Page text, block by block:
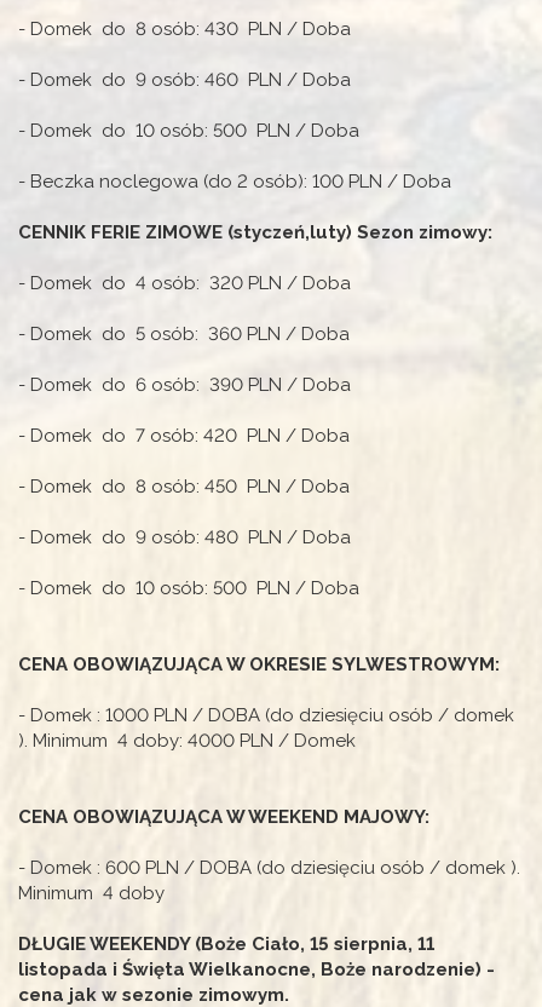
- Domek do 8 osób: 430 PLN / Doba
- Domek do 9 osób: 460 PLN / Doba
- Domek do 10 osób: 500 PLN / Doba
- Beczka noclegowa (do 2 osób): 100 PLN / Doba
CENNIK FERIE ZIMOWE (styczeń,luty) Sezon zimowy:
- Domek do 4 osób: 320 PLN / Doba
- Domek do 5 osób: 360 PLN / Doba
- Domek do 6 osób: 390 PLN / Doba
- Domek do 7 osób: 420 PLN / Doba
- Domek do 8 osób: 450 PLN / Doba
- Domek do 9 osób: 480 PLN / Doba
- Domek do 10 osób: 500 PLN / Doba
CENA OBOWIĄZUJĄCA W OKRESIE SYLWESTROWYM:
- Domek : 1000 PLN / DOBA (do dziesięciu osób / domek
). Minimum 4 doby: 4000 PLN / Domek
CENA OBOWIĄZUJĄCA W WEEKEND MAJOWY:
- Domek : 600 PLN / DOBA (do dziesięciu osób / domek ).
Minimum 4 doby
DŁUGIE WEEKENDY (Boże Ciało, 15 sierpnia, 11
listopada i Święta Wielkanocne, Boże narodzenie) -
cena jak w sezonie zimowym.